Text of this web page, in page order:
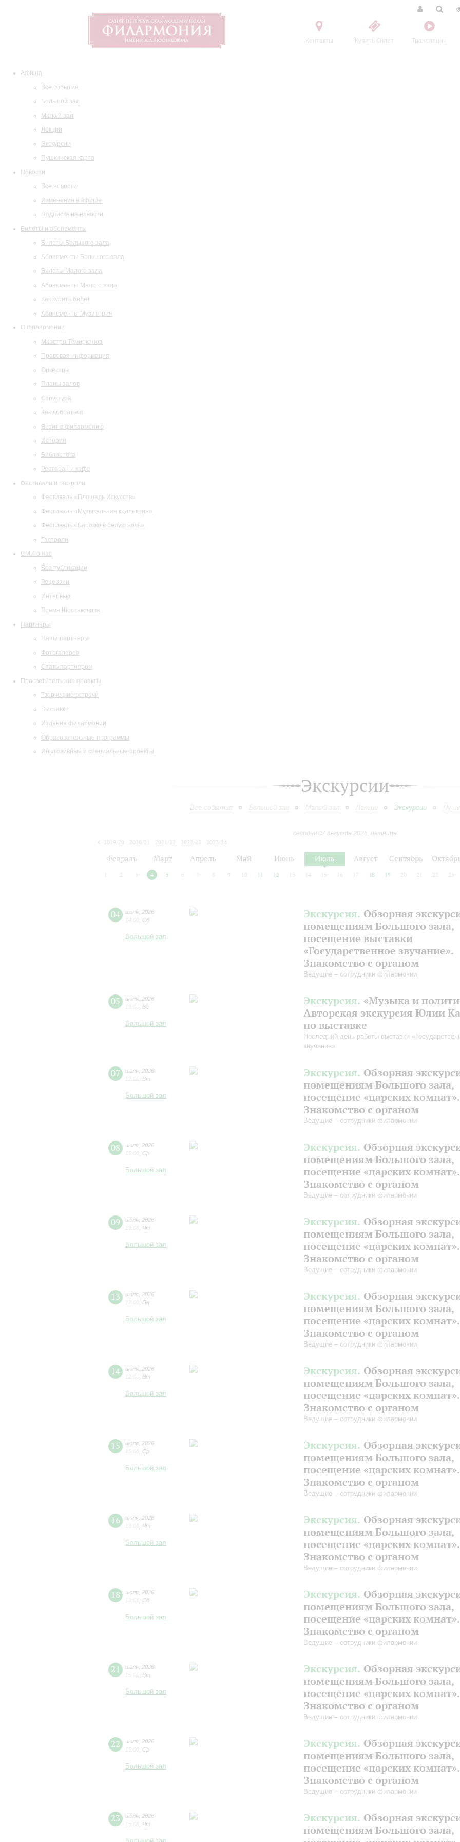
Контакты Купить билет Трансляции
Афиша
Все события
Большой зал
Малый зал
Лекции
Экскурсии
Пушкинская карта
Новости
Все новости
Изменения в афише
Подписка на новости
Билеты и абонементы
Билеты Большого зала
Абонементы Большого зала
Билеты Малого зала
Абонементы Малого зала
Как купить билет
Абонементы Музитория
О филармонии
Маэстро Темирканов
Правовая информация
Оркестры
Планы залов
Структура
Как добраться
Визит в филармонию
История
Библиотека
Ресторан и кафе
Фестивали и гастроли
Фестиваль «Площадь Искусств»
Фестиваль «Музыкальная коллекция»
Фестиваль «Барокко в белую ночь»
Гастроли
СМИ о нас
Все публикации
Рецензии
Интервью
Время Шостаковича
Партнеры
Наши партнеры
Фотогалерея
Стать партнером
Просветительские проекты
Творческие встречи
Выставки
Издания филармонии
Образовательные программы
Инклюзивные и специальные проекты
Экскурсии
Все события Большой зал Малый зал Лекции Экскурсии
сегодня 07 августа 2026, пятница
2019/20
2020/21 2021/22 2022/23
2023/24
Февраль Март Апрель Май Июнь Июль Август Сентябрь
2 3 4 5 6 7 8 9 10 11 12 13 14 15 16 17 18 19 20 21 22 23
04 июля 2026
14:00 Сб
Большой зал
Экскурсия. Обзорная
помещениям Большого зала,
посещение выставки
«Государственное звучание».
Знакомство с органом
Ведущие – сотрудники филармонии
05 июля 2026
13:00 Вс
Большой зал
Экскурсия. «Музыка и
Авторская экскурсия Юлии
по выставке
Последний день работы выставки
звучание»
07 июля 2026
12:00 Вт
Большой зал
Экскурсия. Обзорная
помещениям Большого зала,
посещение «царских комнат».
Знакомство с органом
Ведущие – сотрудники филармонии
08 июля 2026
15:00 Ср
Большой зал
Экскурсия. Обзорная
помещениям Большого зала,
посещение «царских комнат».
Знакомство с органом
Ведущие – сотрудники филармонии
09 июля 2026
13:00 Чт
Большой зал
Экскурсия. Обзорная
помещениям Большого зала,
посещение «царских комнат».
Знакомство с органом
Ведущие – сотрудники филармонии
13 июля 2026
12:00 Пн
Большой зал
Экскурсия. Обзорная
помещениям Большого зала,
посещение «царских комнат».
Знакомство с органом
Ведущие – сотрудники филармонии
14 июля 2026
12:00 Вт
Большой зал
Экскурсия. Обзорная
помещениям Большого зала,
посещение «царских комнат».
Знакомство с органом
Ведущие – сотрудники филармонии
15 июля 2026
15:00 Ср
Большой зал
Экскурсия. Обзорная
помещениям Большого зала,
посещение «царских комнат».
Знакомство с органом
Ведущие – сотрудники филармонии
16 июля 2026
13:00 Чт
Большой зал
Экскурсия. Обзорная
помещениям Большого зала,
посещение «царских комнат».
Знакомство с органом
Ведущие – сотрудники филармонии
18 июля 2026
13:00 Сб
Большой зал
Экскурсия. Обзорная
помещениям Большого зала,
посещение «царских комнат».
Знакомство с органом
Ведущие – сотрудники филармонии
21 июля 2026
15:00 Вт
Большой зал
Экскурсия. Обзорная
помещениям Большого зала,
посещение «царских комнат».
Знакомство с органом
Ведущие – сотрудники филармонии
22 июля 2026
15:00 Ср
Большой зал
Экскурсия. Обзорная
помещениям Большого зала,
посещение «царских комнат».
Знакомство с органом
Ведущие – сотрудники филармонии
23 июля 2026
15:00 Чт Экскурсия. Обзорная
помещениям Большого зала,